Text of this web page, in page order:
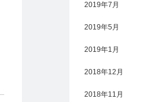
2019年7月
2019年5月
2019年1月
2018年12月
2018年11月